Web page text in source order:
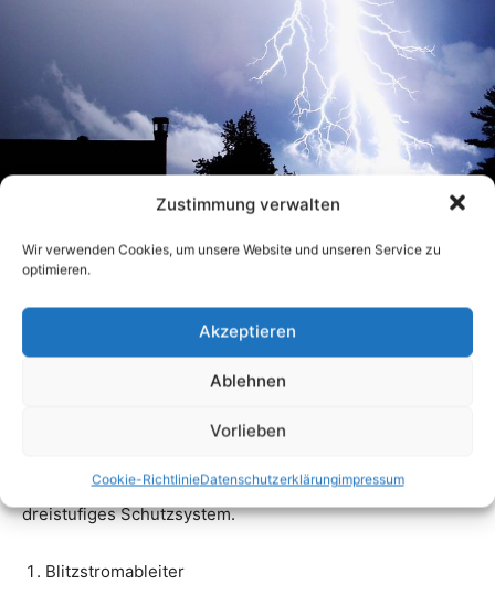
Zustimmung verwalten
Wir verwenden Cookies, um unsere Website und unseren Service zu
optimieren.
Akzeptieren
Ablehnen
Vorlieben
Cookie-RichtlinieDatenschutzerklärungimpressum